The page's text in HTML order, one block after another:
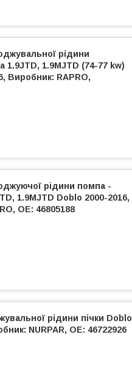
рідини
1.9JTD, 1.9MJTD (74-77 kw)
Виробник: RAPRO,
рідини помпа -
1.9MJTD Doblo 2000-2016,
OE: 46805188
рідини пічки Doblo
NURPAR, OE: 46722926